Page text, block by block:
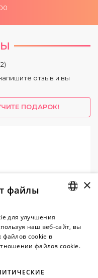
отзыв и вы
ПОДАРОК!
cto ona takaja bolsaja i
игрушкой...
RUSSIAN
×
файлы
для улучшения
наш веб-сайт, вы
файлов cookie в
файлов cookie.